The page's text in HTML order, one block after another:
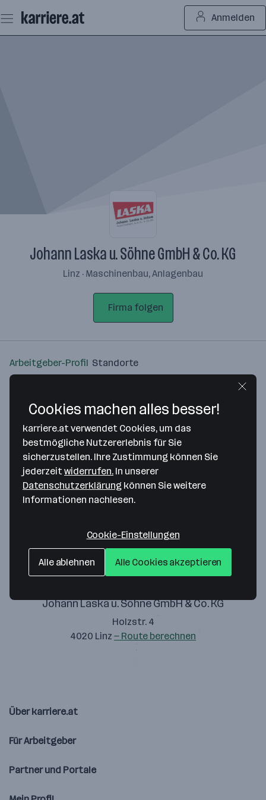
Seiteninhalt
springen
Anmelden
Johann Laska u. Söhne GmbH & Co. KG
Linz · Maschinenbau, Anlagenbau
Firma folgen
Arbeitgeber-Profil Standorte
Bitte stimme unseren Cookie-
Richtlinien zu, um diese Karte
anzuzeigen.
Johann Laska u. Söhne GmbH & Co. KG
Holzstr. 4
4020 Linz — Route berechnen
Über karriere.at
Für Arbeitgeber
Partner und Portale
Cookies machen alles besser!
karriere.at verwendet Cookies, um das
bestmögliche Nutzererlebnis für Sie
sicherzustellen. Ihre Zustimmung können Sie
jederzeitwiderrufen. In unserer
Datenschutzerklärung können Sie weitere
Informationen nachlesen.
Cookie-Einstellungen
Alle ablehnen Alle Cookies akzeptieren